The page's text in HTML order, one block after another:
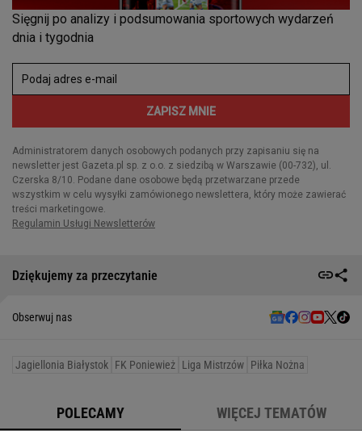
Dziękujemy za przeczytanie
Obserwuj nas
Jagiellonia Białystok FK Poniewież Liga Mistrzów Piłka Nożna
POLECAMY WIĘCEJ TEMATÓW